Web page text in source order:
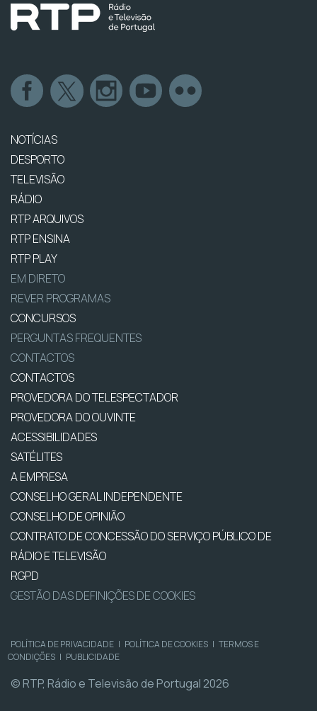
NOTÍCIAS
DESPORTO
TELEVISÃO
RÁDIO
RTP ARQUIVOS
RTP ENSINA
RTP PLAY
EM DIRETO
REVER PROGRAMAS
CONCURSOS
PERGUNTAS FREQUENTES
CONTACTOS
CONTACTOS
PROVEDORA DO TELESPECTADOR
PROVEDORA DO OUVINTE
ACESSIBILIDADES
SATÉLITES
A EMPRESA
CONSELHO GERAL INDEPENDENTE
CONSELHO DE OPINIÃO
CONTRATO DE CONCESSÃO DO SERVIÇO PÚBLICO DE
RÁDIO E TELEVISÃO
RGPD
GESTÃO DAS DEFINIÇÕES DE COOKIES
POLÍTICA DE PRIVACIDADE | POLÍTICA DE COOKIES | TERMOS E
CONDIÇÕES | PUBLICIDADE
© RTP, Rádio e Televisão de Portugal 2026